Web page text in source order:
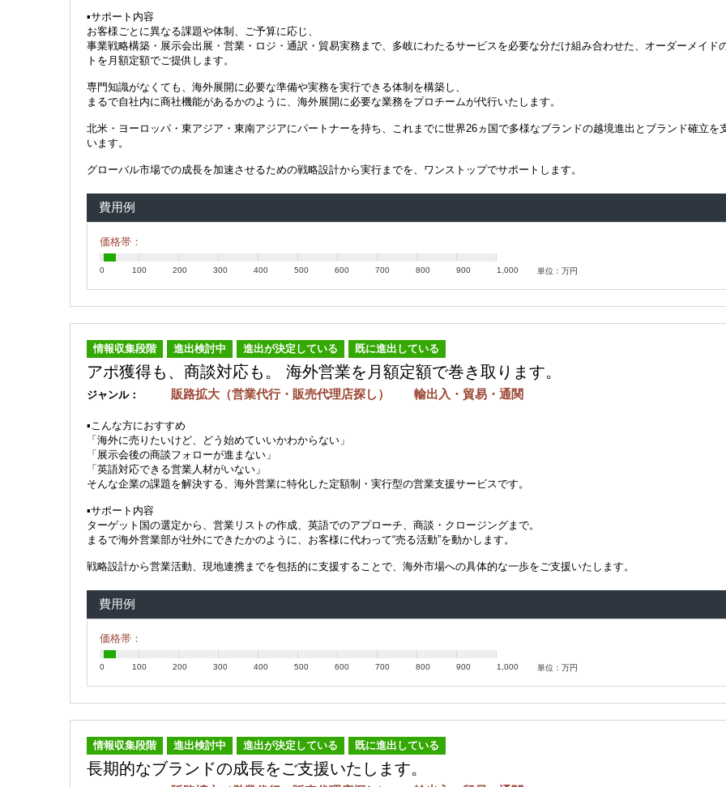
▪️サポート内容
お客様ごとに異なる課題や体制、ご予算に応じ、
事業戦略構築・展示会出展・営業・ロジ・通訳・貿易実務まで、多岐にわたるサービスを必要な分だけ組み合わせた、オーダーメイド
トを月額定額でご提供します。
専門知識がなくても、海外展開に必要な準備や実務を実行できる体制を構築し、
まるで自社内に商社機能があるかのように、海外展開に必要な業務をプロチームが代行いたします。
北米・ヨーロッパ・東アジア・東南アジアにパートナーを持ち、これまでに世界26ヵ国で多様なブランドの越境進出とブランド確立を
います。
グローバル市場での成長を加速させるための戦略設計から実行までを、ワンストップでサポートします。
費用例
価格帯：
0 100 200 300 400 500 600 700 800 900 1,000 単位：万円
情報収集段階 進出検討中 進出が決定している 既に進出している
アポ獲得も、商談対応も。 海外営業を月額定額で巻き取ります。
ジャンル： 販路拡大（営業代行・販売代理店探し） 輸出入・貿易・通関
▪️こんな方におすすめ
「海外に売りたいけど、どう始めていいかわからない」
「展示会後の商談フォローが進まない」
「英語対応できる営業人材がいない」
そんな企業の課題を解決する、海外営業に特化した定額制・実行型の営業支援サービスです。
▪️サポート内容
ターゲット国の選定から、営業リストの作成、英語でのアプローチ、商談・クロージングまで。
まるで海外営業部が社外にできたかのように、お客様に代わって“売る活動”を動かします。
戦略設計から営業活動、現地連携までを包括的に支援することで、海外市場への具体的な一歩をご支援いたします。
費用例
価格帯：
0 100 200 300 400 500 600 700 800 900 1,000 単位：万円
情報収集段階 進出検討中 進出が決定している 既に進出している
長期的なブランドの成長をご支援いたします。